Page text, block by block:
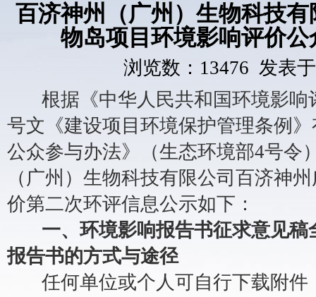
百济神州（广州）生物科技
物岛项目环境影响评价
浏览数：13476 发表
根据《中华人民共和国环境影响
号文《建设项目环境保护管理条例
公众参与办法》（生态环境部4号令
（广州）生物科技有限公司百济神
价第二次环评信息公示如下：
一、环境影响报告书征求意见
报告书的方式与途径
任何单位或个人可自行下载附